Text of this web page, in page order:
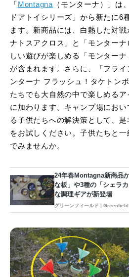
「 Montagna （モンターナ）」は
ドアトイシリーズ」から新たに6
ます。新商品には、白熱した対
ナトスアクロス」と「モンター
しい遊びが楽しめる「モンター
が含まれます。さらに、「フラ
ンターナ フラッシュ！タケトン
たちでも大自然の中で楽しめる
に加わります。キャンプ場にお
る子供たちへの解決策として、是
をお試しください。子供たちと
でみませんか。
24年春Montagna新商品
な板」や3種の「シェラ
な調理ギアが新登場
グリーンフィールド |